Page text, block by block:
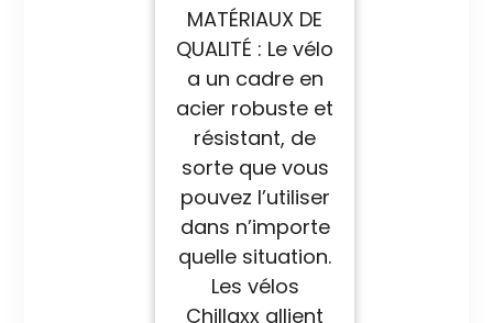
MATÉRIAUX DE
QUALITÉ : Le vélo
a un cadre en
acier robuste et
résistant, de
sorte que vous
pouvez l’utiliser
dans n’importe
quelle situation.
Les vélos
Chillaxx allient